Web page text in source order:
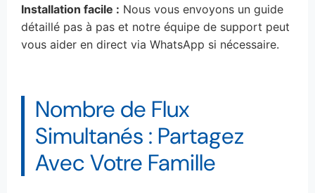
Installation facile : Nous vous envoyons un guide
détaillé pas à pas et notre équipe de support peut
vous aider en direct via WhatsApp si nécessaire.
Nombre de Flux
Simultanés : Partagez
Avec Votre Famille